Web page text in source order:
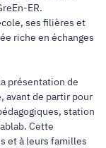
ER.
ses filières et
riche en échanges
présentation de
avant de partir pour
station
Cette
et à leurs familles